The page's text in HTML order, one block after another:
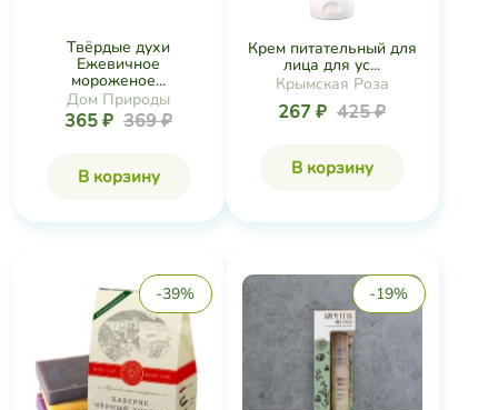
Твёрдые духи
Ежевичное
мороженое...
Дом Природы
365 ₽ 369 ₽
В корзину
Крем питательный для
лица для ус...
Крымская Роза
267 ₽ 425 ₽
В корзину
-39% -19%